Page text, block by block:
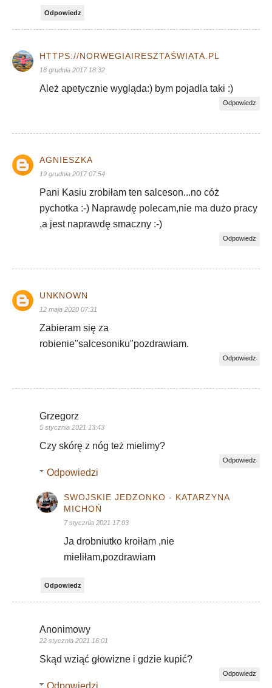
Odpowiedz
HTTPS://NORWEGIAIRESZTAŚWIATA.PL
18 grudnia 2017 18:32
Ależ apetycznie wygląda:) bym pojadla taki :)
Odpowiedz
AGNIESZKA
19 grudnia 2017 07:54
Pani Kasiu zrobiłam ten salceson...no cóż
pychotka :-) Naprawdę polecam,nie ma dużo pracy
,a jest naprawdę smaczny :-)
Odpowiedz
UNKNOWN
12 maja 2020 07:31
Zabieram się za
robienie"salcesoniku"pozdrawiam.
Odpowiedz
Grzegorz
5 stycznia 2021 13:43
Czy skórę z nóg też mielimy?
Odpowiedz
Odpowiedzi
SWOJSKIE JEDZONKO - KATARZYNA
MICHOŃ
7 stycznia 2021 17:03
Ja drobniutko kroiłam ,nie
mieliłam,pozdrawiam
Odpowiedz
Anonimowy
22 stycznia 2021 16:01
Skąd wziąć głowizne i gdzie kupić?
Odpowiedz